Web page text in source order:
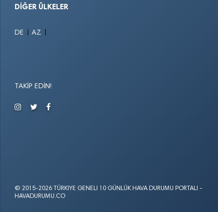
DIĞER ÜLKELER
DE AZ
TAKIP EDIN!
© 2015-2026 TÜRKIYE GENELI 10 GÜNLÜK HAVA DURUMU PORTALI -
HAVADURUMU.CO